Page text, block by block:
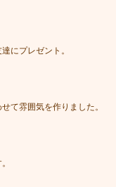
にプレゼント。
て雰囲気を作りました。